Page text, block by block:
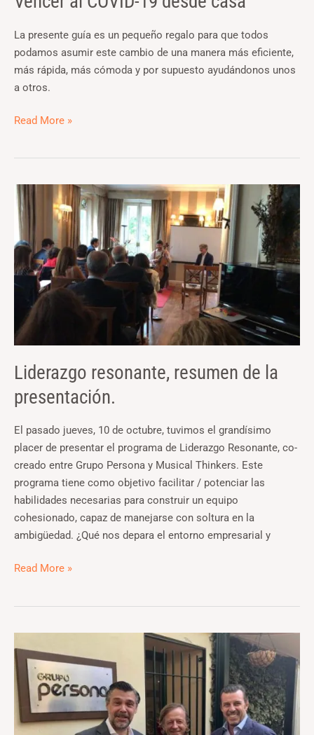
La presente guía es un pequeño regalo para que todos
podamos asumir este cambio de una manera más eficiente,
más rápida, más cómoda y por supuesto ayudándonos unos
a otros.
Read More »
Liderazgo resonante, resumen de la
presentación.
El pasado jueves, 10 de octubre, tuvimos el grandísimo
placer de presentar el programa de Liderazgo Resonante, co-
creado entre Grupo Persona y Musical Thinkers. Este
programa tiene como objetivo facilitar / potenciar las
habilidades necesarias para construir un equipo
cohesionado, capaz de manejarse con soltura en la
ambigüedad. ¿Qué nos depara el entorno empresarial y
Liderazgo
resonante,
resumen
de
la
presentación.
Read More »
Consultora
de
Gestión
de
Carrera